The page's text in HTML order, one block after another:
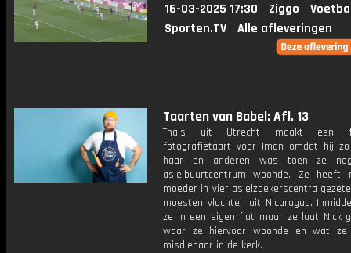
16-03-2025 17:30 Ziggo
Sporten.TV
Alle afleveringen
Taarten van Babel: Afl. 13
Thais uit Utrecht maakt een
fotografietaart voor Iman omdat hij
haar en anderen was toen ze
asielbuurtcentrum woonde. Ze heeft
moeder in vier asielzoekerscentra
moesten vluchten uit Nicaragua.
ze in een eigen flat maar ze laat Nick
waar ze hiervoor woonde en wat
misdienaar in de kerk.